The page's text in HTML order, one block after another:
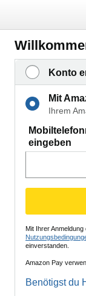
Konto
Mit
Ihrem
eingeben
Mit Ihrer
einverstanden.
Amazon Pay
Benötigst du